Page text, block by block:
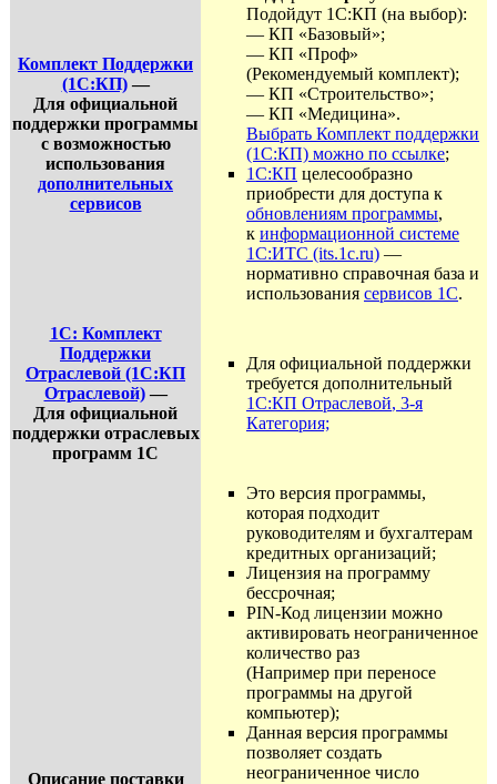
Комплект Поддержки
(1С:КП)—
Для официальной
поддержки программы
с возможностью
использования
дополнительных
сервисов
Подойдут 1С:КП (на выбор):
— КП «Базовый»;
— КП «Проф»
(Рекомендуемый комплект);
— КП «Строительство»;
— КП «Медицина».
Выбрать Комплект поддержки
(1С:КП) можно по ссылке;
1С:КП целесообразно
приобрести для доступа к
обновлениям программы,
к информационной системе
1С:ИТС (its.1c.ru) —
нормативно справочная база и
использования сервисов 1С.
1С: Комплект
Поддержки
Отраслевой (1С:КП
Отраслевой)—
Для официальной
поддержки отраслевых
программ 1С
Для официальной поддержки
требуется дополнительный
1С:КП Отраслевой, 3-я
Категория;
Описание поставки
Это версия программы,
которая подходит
руководителям и бухгалтерам
кредитных организаций;
Лицензия на программу
бессрочная;
PIN-Код лицензии можно
активировать неограниченное
количество раз
(Например при переносе
программы на другой
компьютер);
Данная версия программы
позволяет создать
неограниченное число